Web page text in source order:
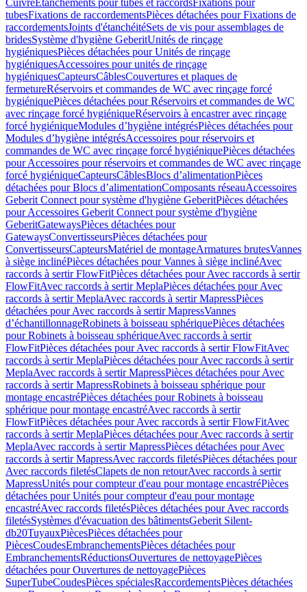
CuivreEtanchements pour tubes et raccordsFixations pour
tubesFixations de raccordementsPièces détachées pour Fixations de
raccordementsJoints d'étanchéitéSets de vis pour assemblages de
bridesSystème d'hygiène GeberitUnités de rinçage
hygiéniquesPièces détachées pour Unités de rinçage
hygiéniquesAccessoires pour unités de rinçage
hygiéniquesCapteursCâblesCouvertures et plaques de
fermetureRéservoirs et commandes de WC avec rinçage forcé
hygiéniquePièces détachées pour Réservoirs et commandes de WC
avec rinçage forcé hygiéniqueRéservoirs à encastrer avec rinçage
forcé hygiéniqueModules d’hygiène intégrésPièces détachées pour
Modules d’hygiène intégrésAccessoires pour réservoirs et
commandes de WC avec rinçage forcé hygiéniquePièces détachées
pour Accessoires pour réservoirs et commandes de WC avec rinçage
forcé hygiéniqueCapteursCâblesBlocs d’alimentationPièces
détachées pour Blocs d’alimentationComposants réseauAccessoires
Geberit Connect pour système d'hygiène GeberitPièces détachées
pour Accessoires Geberit Connect pour système d'hygiène
GeberitGatewaysPièces détachées pour
GatewaysConvertisseursPièces détachées pour
ConvertisseursCapteursMatériel de montageArmatures brutesVannes
à siège inclinéPièces détachées pour Vannes à siège inclinéAvec
raccords à sertir FlowFitPièces détachées pour Avec raccords à sertir
FlowFitAvec raccords à sertir MeplaPièces détachées pour Avec
raccords à sertir MeplaAvec raccords à sertir MapressPièces
détachées pour Avec raccords à sertir MapressVannes
d’échantillonnageRobinets à boisseau sphériquePièces détachées
pour Robinets à boisseau sphériqueAvec raccords à sertir
FlowFitPièces détachées pour Avec raccords à sertir FlowFitAvec
raccords à sertir MeplaPièces détachées pour Avec raccords à sertir
MeplaAvec raccords à sertir MapressPièces détachées pour Avec
raccords à sertir MapressRobinets à boisseau sphérique pour
montage encastréPièces détachées pour Robinets à boisseau
sphérique pour montage encastréAvec raccords à sertir
FlowFitPièces détachées pour Avec raccords à sertir FlowFitAvec
raccords à sertir MeplaPièces détachées pour Avec raccords à sertir
MeplaAvec raccords à sertir MapressPièces détachées pour Avec
raccords à sertir MapressAvec raccords filetésPièces détachées pour
Avec raccords filetésClapets de non retourAvec raccords à sertir
MapressUnités pour compteur d'eau pour montage encastréPièces
détachées pour Unités pour compteur d'eau pour montage
encastréAvec raccords filetésPièces détachées pour Avec raccords
filetésSystèmes d'évacuation des bâtimentsGeberit Silent-
db20TuyauxPiècesPièces détachées pour
PiècesCoudesEmbranchementsPièces détachées pour
EmbranchementsRéductionsOuvertures de nettoyagePièces
détachées pour Ouvertures de nettoyagePièces
SuperTubeCoudesPièces spécialesRaccordementsPièces détachées